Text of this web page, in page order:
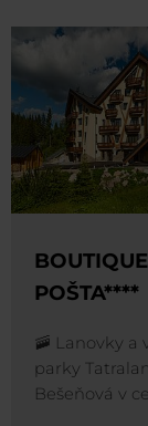
POŠTA****
🚠 Lanovky a
parky
Bešeňová v